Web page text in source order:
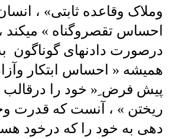
وملاک وقاعده ثابتی» ،
احساس تقصروگناه » میکند
درصورت دادنهای گوناگون
همیشه « احساس ابتکار
پیش فرض ِ« خود را
ریختن » ، آنست که قدرت
دهی به خود را که درخود